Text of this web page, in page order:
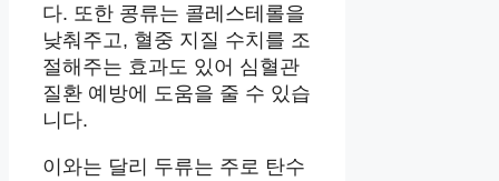
다. 또한 콩류는 콜레스테롤을
낮춰주고, 혈중 지질 수치를 조
절해주는 효과도 있어 심혈관
질환 예방에 도움을 줄 수 있습
니다.
이와는 달리 두류는 주로 탄수